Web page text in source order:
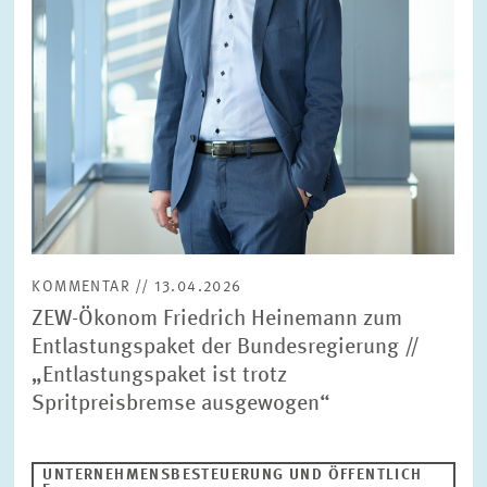
ZEW IN DEN MEDIEN
KOMMENTAR // 13.04.2026
ZEW-Ökonom Friedrich Heinemann zum
Entlastungspaket der Bundesregierung //
„Entlastungspaket ist trotz
Spritpreisbremse ausgewogen“
UNTERNEHMENSBESTEUERUNG UND ÖFFENTLICH